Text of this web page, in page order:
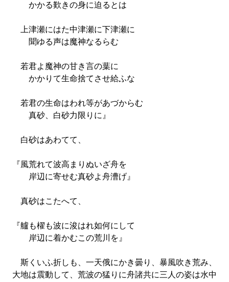
かかる歎きの身に迫るとは
上津瀬にはた中津瀬に下津瀬に
聞ゆる声は魔神なるらむ
若君よ魔神の甘き言の葉に
かかりて生命捨てさせ給ふな
若君の生命はわれ等があづからむ
真砂、白砂力限りに』
白砂はあわてて、
『風荒れて波高まりぬいざ舟を
岸辺に寄せむ真砂よ舟漕げ』
真砂はこたへて、
『艫も櫂も波に浚はれ如何にして
岸辺に着かむこの荒川を』
斯くいふ折しも、一天俄にかき曇り、暴風吹き荒み、
大地は震動して、荒波の猛りに舟諸共に三人の姿は水中